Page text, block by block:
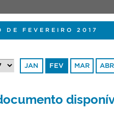
DE FEVEREIRO 2017
JAN FEV MAR ABR